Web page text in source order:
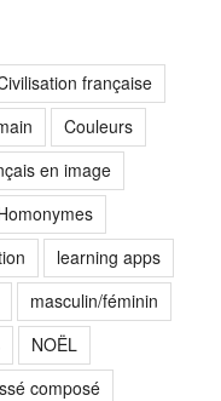
française
Couleurs
en image
learning apps
masculin/féminin
NOËL
composé